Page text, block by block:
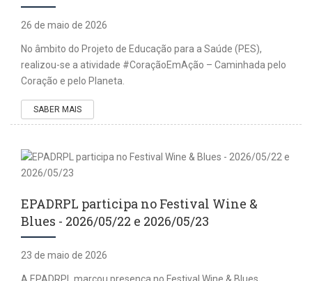
26 de maio de 2026
No âmbito do Projeto de Educação para a Saúde (PES),
realizou-se a atividade #CoraçãoEmAção – Caminhada pelo
Coração e pelo Planeta.
SABER MAIS
EPADRPL participa no Festival Wine &
Blues - 2026/05/22 e 2026/05/23
23 de maio de 2026
A EPADRPL marcou presença no Festival Wine & Blues,